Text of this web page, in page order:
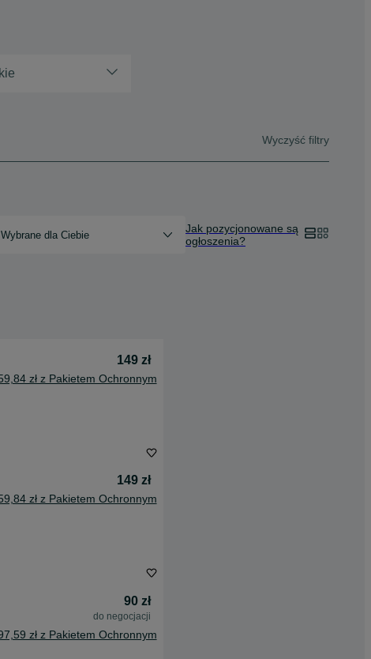
Wyczyść filtry
Wybrane dla Ciebie
Jak pozycjonowane są
ogłoszenia?
149 zł
zł z Pakietem Ochronnym
149 zł
zł z Pakietem Ochronnym
90 zł
do negocjacji
zł z Pakietem Ochronnym